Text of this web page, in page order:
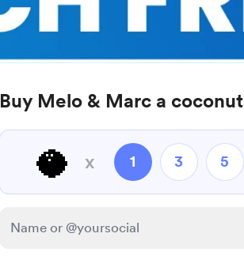
Buy Melo & Marc a coconut
🥥 x 1 3 5